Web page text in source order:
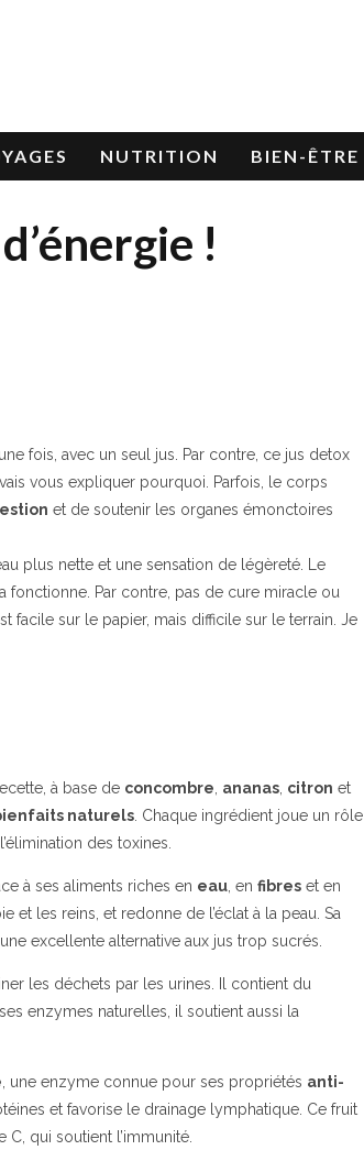
NUTRITION BIEN-ÊTRE
!
fois, avec un seul jus. Par contre, ce jus detox
vous expliquer pourquoi. Parfois, le corps
et de soutenir les organes émonctoires
plus nette et une sensation de légèreté. Le
fonctionne. Par contre, pas de cure miracle ou
facile sur le papier, mais difficile sur le terrain. Je
à base de concombre ananas citron et
naturels . Chaque ingrédient joue un rôle
des toxines.
à ses aliments riches en eau , en fibres et en
et les reins, et redonne de l’éclat à la peau. Sa
excellente alternative aux jus trop sucrés.
les déchets par les urines. Il contient du
enzymes naturelles, il soutient aussi la
, une enzyme connue pour ses propriétés anti-
et favorise le drainage lymphatique. Ce fruit
C, qui soutient l’immunité.